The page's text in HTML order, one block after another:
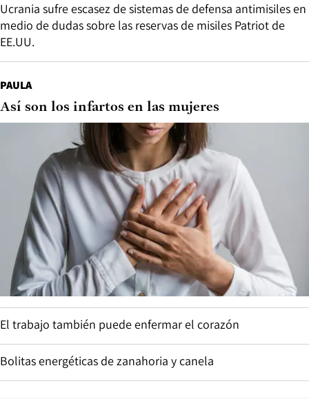
Ucrania sufre escasez de sistemas de defensa antimisiles en
medio de dudas sobre las reservas de misiles Patriot de
EE.UU.
PAULA
Así son los infartos en las mujeres
El trabajo también puede enfermar el corazón
Bolitas energéticas de zanahoria y canela